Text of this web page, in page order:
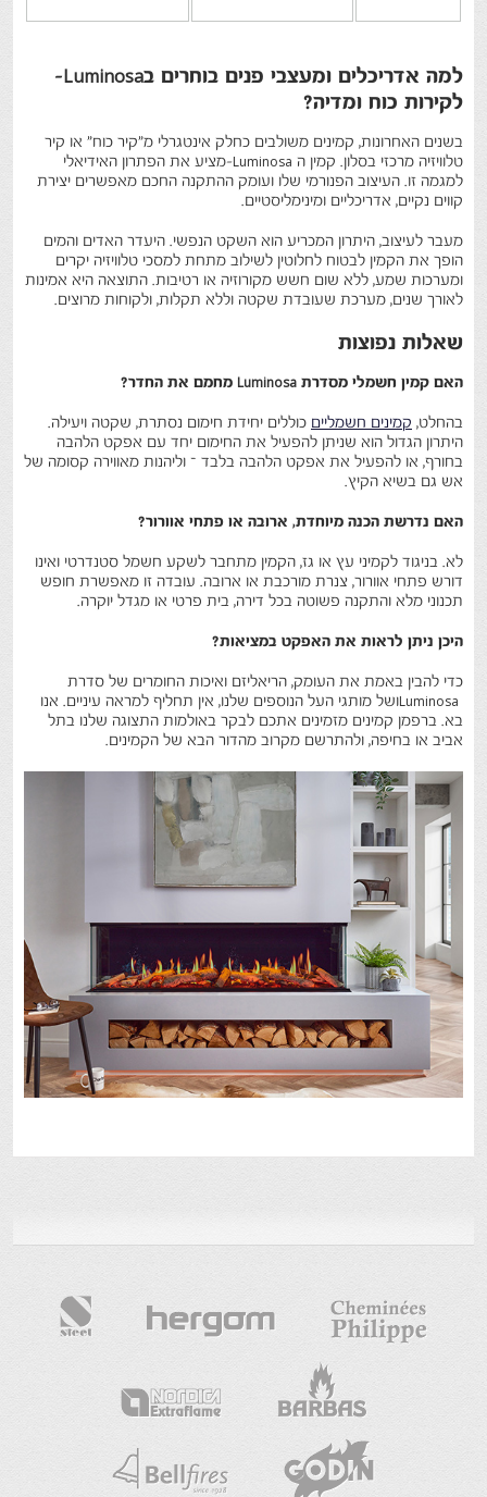
למה אדריכלים ומעצבי פנים בוחרים ב-Luminosa
לקירות כוח ומדיה?
בשנים האחרונות, קמינים משולבים כחלק אינטגרלי מ"קיר כוח" או קיר
טלוויזיה מרכזי בסלון. קמין ה -Luminosaמציע את הפתרון האידיאלי
למגמה זו. העיצוב הפנורמי שלו ועומק ההתקנה החכם מאפשרים יצירת
קווים נקיים, אדריכליים ומינימליסטיים.
מעבר לעיצוב, היתרון המכריע הוא השקט הנפשי. היעדר האדים והמים
הופך את הקמין לבטוח לחלוטין לשילוב מתחת למסכי טלוויזיה יקרים
ומערכות שמע, ללא שום חשש מקורוזיה או רטיבות. התוצאה היא אמינות
לאורך שנים, מערכת שעובדת שקטה וללא תקלות, ולקוחות מרוצים.
שאלות נפוצות
האם קמין חשמלי מסדרת Luminosa מחמם את החדר?
בהחלט, קמינים חשמליים כוללים יחידת חימום נסתרת, שקטה ויעילה.
היתרון הגדול הוא שניתן להפעיל את החימום יחד עם אפקט הלהבה
בחורף, או להפעיל את אפקט הלהבה בלבד – וליהנות מאווירה קסומה של
אש גם בשיא הקיץ.
האם נדרשת הכנה מיוחדת, ארובה או פתחי אוורור?
לא. בניגוד לקמיני עץ או גז, הקמין מתחבר לשקע חשמל סטנדרטי ואינו
דורש פתחי אוורור, צנרת מורכבת או ארובה. עובדה זו מאפשרת חופש
תכנוני מלא והתקנה פשוטה בכל דירה, בית פרטי או מגדל יוקרה.
היכן ניתן לראות את האפקט במציאות?
כדי להבין באמת את העומק, הריאליזם ואיכות החומרים של סדרת
Luminosaושל מותגי העל הנוספים שלנו, אין תחליף למראה עיניים. אנו
בא. ברפמן קמינים מזמינים אתכם לבקר באולמות התצוגה שלנו בתל
אביב או בחיפה, ולהתרשם מקרוב מהדור הבא של הקמינים.